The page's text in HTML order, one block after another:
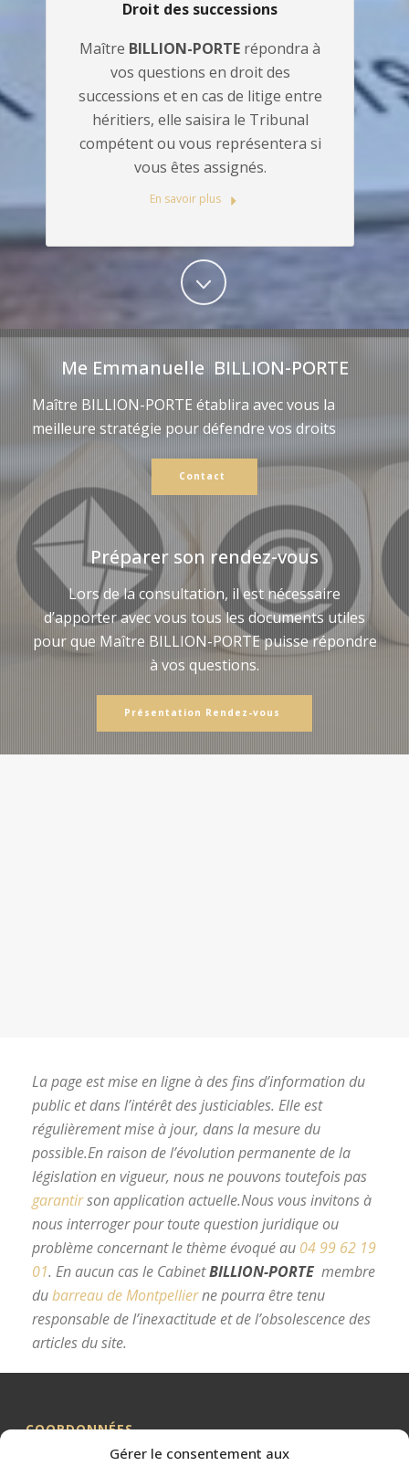
Gérer le consentement aux
Droit des successions
Maître BILLION-PORTE répondra à
vos questions en droit des
successions et en cas de litige entre
héritiers, elle saisira le Tribunal
compétent ou vous représentera si
vous êtes assignés.
En savoir plus
Me Emmanuelle BILLION-PORTE
Maître BILLION-PORTE établira avec vous la
meilleure stratégie pour défendre vos droits
Contact
Préparer son rendez-vous
Lors de la consultation, il est nécessaire
d’apporter avec vous tous les documents utiles
pour que Maître BILLION-PORTE puisse répondre
à vos questions.
Présentation Rendez-vous
La page est mise en ligne à des fins d’information du
public et dans l’intérêt des justiciables. Elle est
régulièrement mise à jour, dans la mesure du
possible.En raison de l’évolution permanente de la
législation en vigueur, nous ne pouvons toutefois pas
garantirson application actuelle.Nous vous invitons à
nous interroger pour toute question juridique ou
problème concernant le thème évoqué au 04 99 62 19
01. En aucun cas le CabinetBILLION-PORTE membre
dubarreau de Montpellierne pourra être tenu
responsable de l’inexactitude et de l’obsolescence des
articles du site.
COORDONNÉES
Me BILLION-PORTE